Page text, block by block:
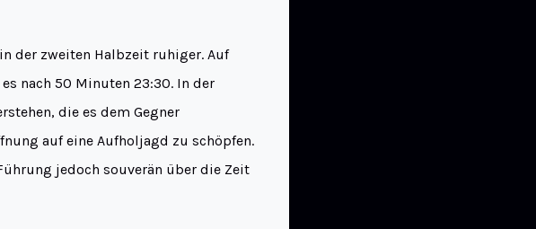
der zweiten Halbzeit ruhiger. Auf
nach 50 Minuten 23:30. In der
die es dem Gegner
auf eine Aufholjagd zu schöpfen.
jedoch souverän über die Zeit